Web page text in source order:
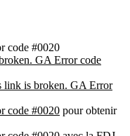
code #0020
GA Error code
link is broken. GA Error
code #0020 pour obtenir